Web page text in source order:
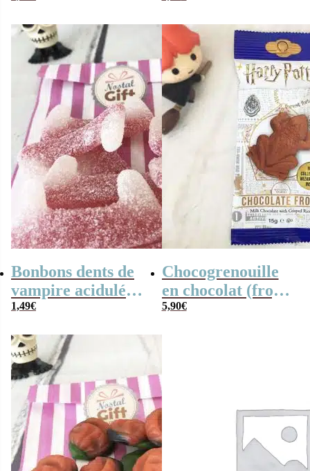
Halloween
Halloween –
Fabriqué en
France
Bonbons dents de
vampire acidulées
x10- Bonbons
1,49€
Chocogrenouille
en chocolat (frog)
Harry Potter
5,90€